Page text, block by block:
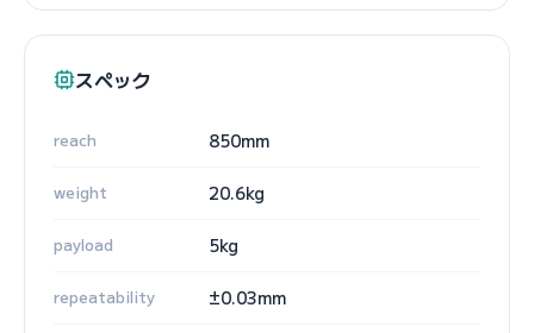
スペック
reach 850mm
weight 20.6kg
payload 5kg
repeatability ±0.03mm